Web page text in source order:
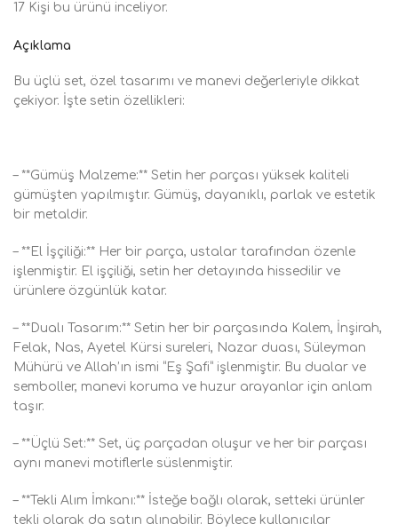
17 Kişi bu ürünü inceliyor.
Açıklama
Bu üçlü set, özel tasarımı ve manevi değerleriyle dikkat
çekiyor. İşte setin özellikleri:
– **Gümüş Malzeme:** Setin her parçası yüksek kaliteli
gümüşten yapılmıştır. Gümüş, dayanıklı, parlak ve estetik
bir metaldir.
– **El İşçiliği:** Her bir parça, ustalar tarafından özenle
işlenmiştir. El işçiliği, setin her detayında hissedilir ve
ürünlere özgünlük katar.
– **Dualı Tasarım:** Setin her bir parçasında Kalem, İnşirah,
Felak, Nas, Ayetel Kürsi sureleri, Nazar duası, Süleyman
Mühürü ve Allah’ın ismi “Eş Şafi” işlenmiştir. Bu dualar ve
semboller, manevi koruma ve huzur arayanlar için anlam
taşır.
– **Üçlü Set:** Set, üç parçadan oluşur ve her bir parçası
aynı manevi motiflerle süslenmiştir.
– **Tekli Alım İmkanı:** İsteğe bağlı olarak, setteki ürünler
tekli olarak da satın alınabilir. Böylece kullanıcılar